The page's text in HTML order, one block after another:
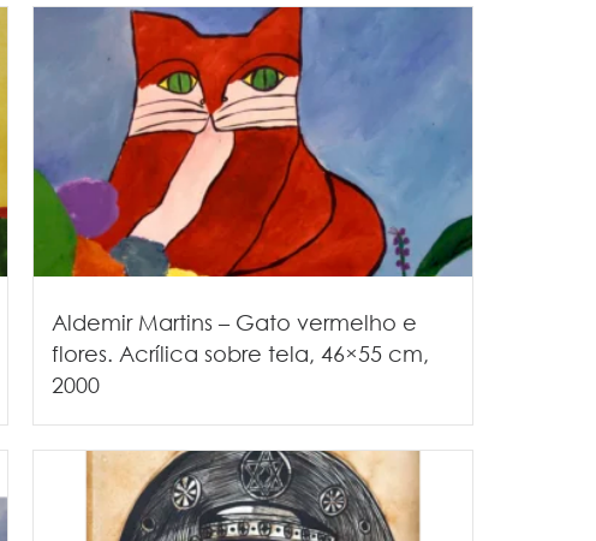
Aldemir Martins – Gato vermelho e
flores. Acrílica sobre tela, 46×55 cm,
2000